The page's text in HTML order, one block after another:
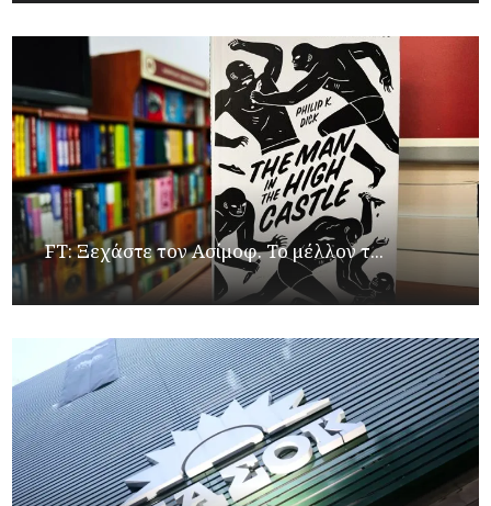
FT: Ξεχάστε τον Ασίμοφ. Το μέλλον τ...